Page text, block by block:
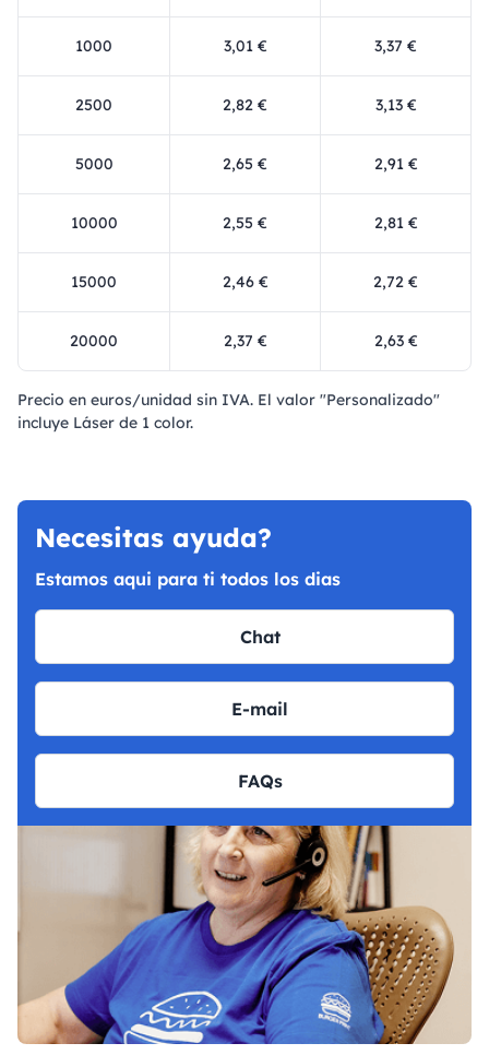
1000 3,01 € 3,37 €
2500 2,82 € 3,13 €
5000 2,65 € 2,91 €
10000 2,55 € 2,81 €
15000 2,46 € 2,72 €
20000 2,37 € 2,63 €
Precio en euros/unidad sin IVA. El valor "Personalizado"
incluye Láser de 1 color.
Necesitas ayuda?
Estamos aqui para ti todos los dias
Chat
E-mail
FAQs